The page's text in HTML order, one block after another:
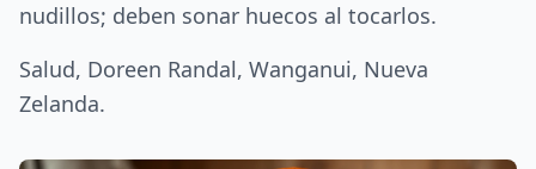
nudillos; deben sonar huecos al tocarlos.
Salud, Doreen Randal, Wanganui, Nueva
Zelanda.